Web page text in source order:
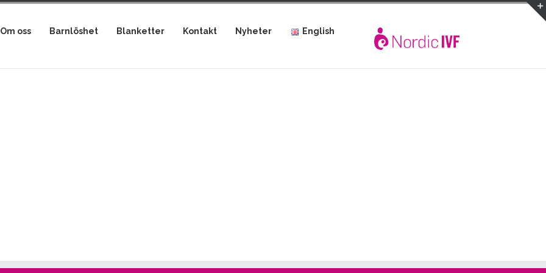
Om oss Barnlöshet Blanketter Kontakt Nyheter English